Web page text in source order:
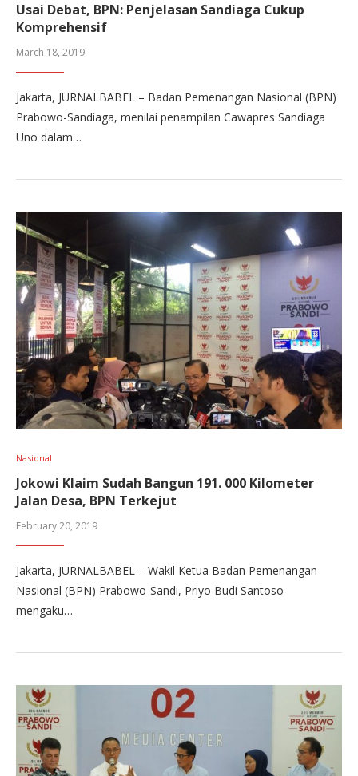
Usai Debat, BPN: Penjelasan Sandiaga Cukup
Komprehensif
March 18, 2019
Jakarta, JURNALBABEL – Badan Pemenangan Nasional (BPN)
Prabowo-Sandiaga, menilai penampilan Cawapres Sandiaga
Uno dalam…
Nasional
Jokowi Klaim Sudah Bangun 191. 000 Kilometer
Jalan Desa, BPN Terkejut
February 20, 2019
Jakarta, JURNALBABEL – Wakil Ketua Badan Pemenangan
Nasional (BPN) Prabowo-Sandi, Priyo Budi Santoso
mengaku…